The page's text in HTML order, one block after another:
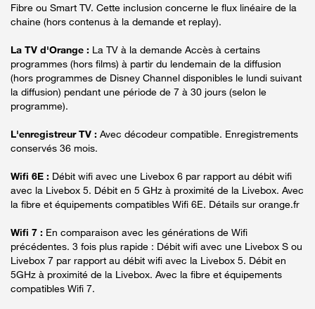
Fibre ou Smart TV. Cette inclusion concerne le flux linéaire de la
chaine (hors contenus à la demande et replay).
La TV d'Orange : La TV à la demande Accès à certains
programmes (hors films) à partir du lendemain de la diffusion
(hors programmes de Disney Channel disponibles le lundi suivant
la diffusion) pendant une période de 7 à 30 jours (selon le
programme).
L'enregistreur TV : Avec décodeur compatible. Enregistrements
conservés 36 mois.
Wifi 6E : Débit wifi avec une Livebox 6 par rapport au débit wifi
avec la Livebox 5. Débit en 5 GHz à proximité de la Livebox. Avec
la fibre et équipements compatibles Wifi 6E. Détails sur orange.fr
Wifi 7 : En comparaison avec les générations de Wifi
précédentes. 3 fois plus rapide : Débit wifi avec une Livebox S ou
Livebox 7 par rapport au débit wifi avec la Livebox 5. Débit en
5GHz à proximité de la Livebox. Avec la fibre et équipements
compatibles Wifi 7.